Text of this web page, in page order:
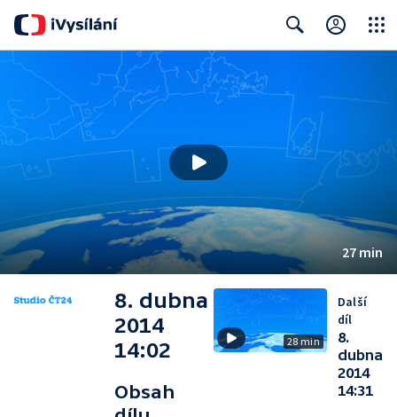
27 min
8. dubna
2014
14:02
Obsah
28 min
Další
díl
8.
dubna
2014
14:31